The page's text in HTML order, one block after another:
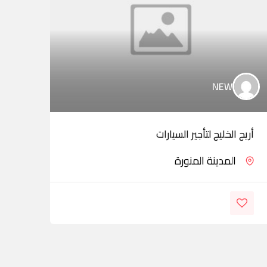
NEW
أريج الخليج لتأجير السيارات
المدينة المنورة